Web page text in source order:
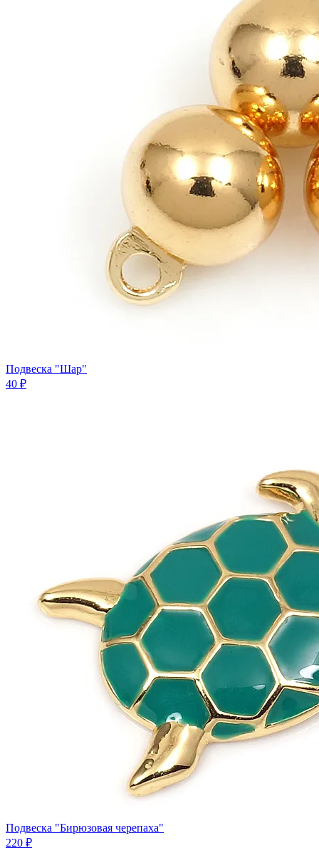
Подвеска "Шар"
40 ₽
Подвеска "Бирюзовая черепаха"
220 ₽